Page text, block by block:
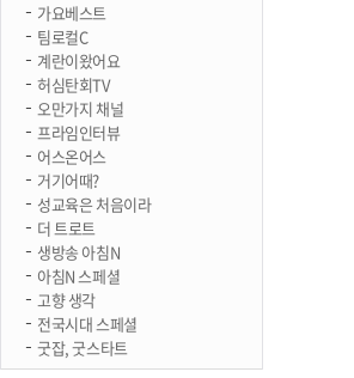
가요베스트
팀로컬C
계란이왔어요
허심탄회TV
오만가지 채널
프라임인터뷰
어스온어스
거기어때?
성교육은 처음이라
더 트로트
생방송 아침N
아침N 스페셜
고향 생각
전국시대 스페셜
굿잡, 굿스타트